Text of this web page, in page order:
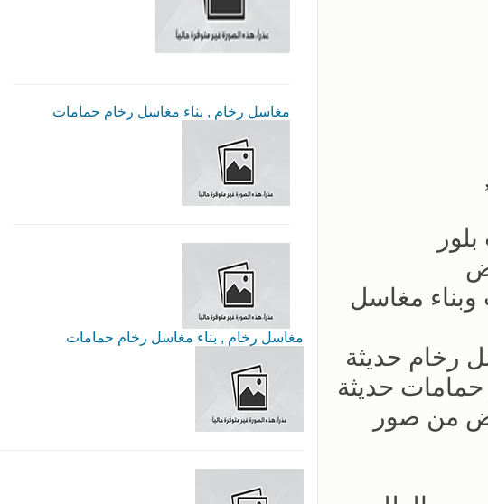
مغاسل
رخام حديثة
حديثة
من صور
مغاسل رخام , بناء مغاسل رخام حمامات
مغاسل رخام , بناء مغاسل رخام حمامات